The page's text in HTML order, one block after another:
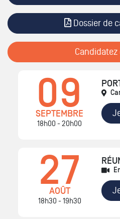
Dossier de
09
SEPTEMBRE
18h00 - 20h00
27
AOÛT
18h30 - 19h30